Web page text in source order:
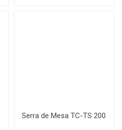
Serra de Mesa TC-TS 200